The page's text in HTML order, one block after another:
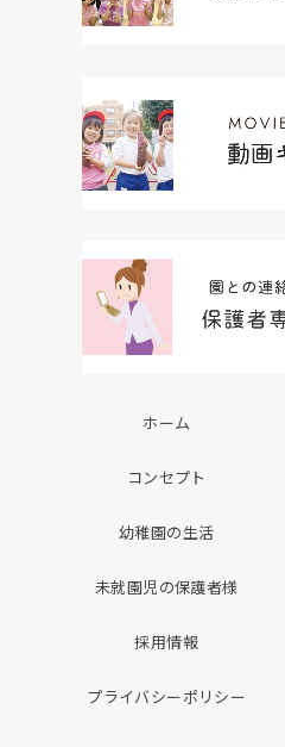
ホーム
コンセプト
幼稚園の生活
未就園児の保護者様
採用情報
プライバシーポリシー